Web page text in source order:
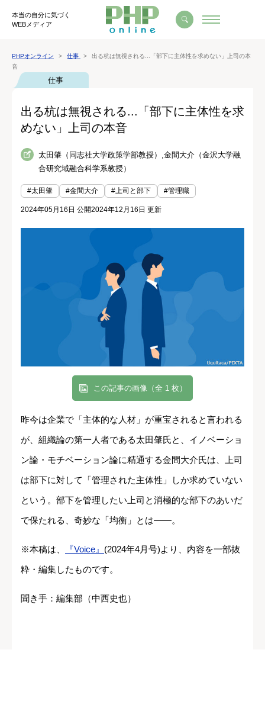
本当の自分に気づく
WEBメディア
PHPオンライン 仕事
出る杭は無視される...「部下に主体性を求めない」上司の本
音
仕事
出る杭は無視される...「部下に主体性を求
めない」上司の本音
太田肇（同志社大学政策学部教授）,金間大介（金沢大学融
合研究域融合科学系教授）
#太田肇 #金間大介 #上司と部下 #管理職
2024年05月16日 公開2024年12月16日 更新
この記事の画像（全 1 枚）
昨今は企業で「主体的な人材」が重宝されると言われる
が、組織論の第一人者である太田肇氏と、イノベーショ
ン論・モチベーション論に精通する金間大介氏は、上司
は部下に対して「管理された主体性」しか求めていない
という。部下を管理したい上司と消極的な部下のあいだ
で保たれる、奇妙な「均衡」とは――。
※本稿は、 『Voice』 (2024年4月号)より、内容を一部抜
粋・編集したものです。
聞き手：編集部（中西史也）